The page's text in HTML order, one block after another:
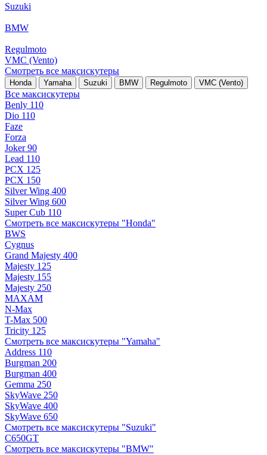
Suzuki
BMW
Regulmoto
VMC (Vento)
Смотреть все максискутеры
Honda Yamaha Suzuki BMW Regulmoto VMC (Vento)
Все максискутеры
Benly 110
Dio 110
Faze
Forza
Joker 90
Lead 110
PCX 125
PCX 150
Silver Wing 400
Silver Wing 600
Super Cub 110
Смотреть все максискутеры "Honda"
BWS
Cygnus
Grand Majesty 400
Majesty 125
Majesty 155
Majesty 250
MAXAM
N-Max
T-Max 500
Tricity 125
Смотреть все максискутеры "Yamaha"
Address 110
Burgman 200
Burgman 400
Gemma 250
SkyWave 250
SkyWave 400
SkyWave 650
Смотреть все максискутеры "Suzuki"
C650GT
Смотреть все максискутеры "BMW"